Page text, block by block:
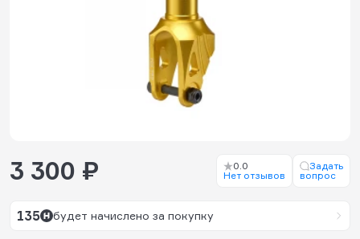
3 300 ₽
0.0
Нет отзывов
Задать
вопрос
135 будет начислено за покупку